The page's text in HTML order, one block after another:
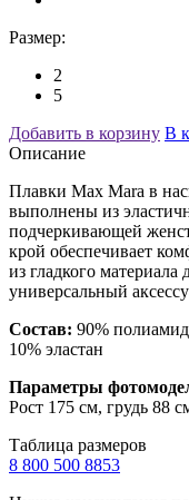
Размер:
2
5
Добавить в корзину В
Описание
Плавки Max Mara в
выполнены из
подчеркивающей
крой обеспечивает
из гладкого
универсальный
Состав: 90%
10% эластан
Параметры
Рост 175 см, грудь 88
Таблица размеров
8 800 500 8853